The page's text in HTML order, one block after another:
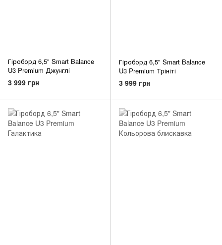
Гіроборд 6,5" Smart Balance
U3 Premium Джунглі
3 999 грн
Гіроборд 6,5" Smart Balance
U3 Premium Трініті
3 999 грн